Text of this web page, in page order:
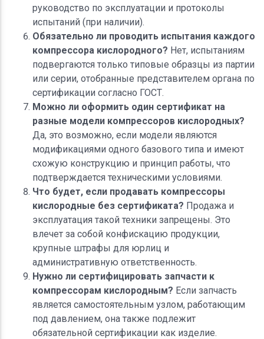
руководство по эксплуатации и протоколы
испытаний (при наличии).
Обязательно ли проводить испытания каждого
компрессора кислородного? Нет, испытаниям
подвергаются только типовые образцы из партии
или серии, отобранные представителем органа по
сертификации согласно ГОСТ.
Можно ли оформить один сертификат на
разные модели компрессоров кислородных?
Да, это возможно, если модели являются
модификациями одного базового типа и имеют
схожую конструкцию и принцип работы, что
подтверждается техническими условиями.
Что будет, если продавать компрессоры
кислородные без сертификата? Продажа и
эксплуатация такой техники запрещены. Это
влечет за собой конфискацию продукции,
крупные штрафы для юрлиц и
административную ответственность.
Нужно ли сертифицировать запчасти к
компрессорам кислородным? Если запчасть
является самостоятельным узлом, работающим
под давлением, она также подлежит
обязательной сертификации как изделие.